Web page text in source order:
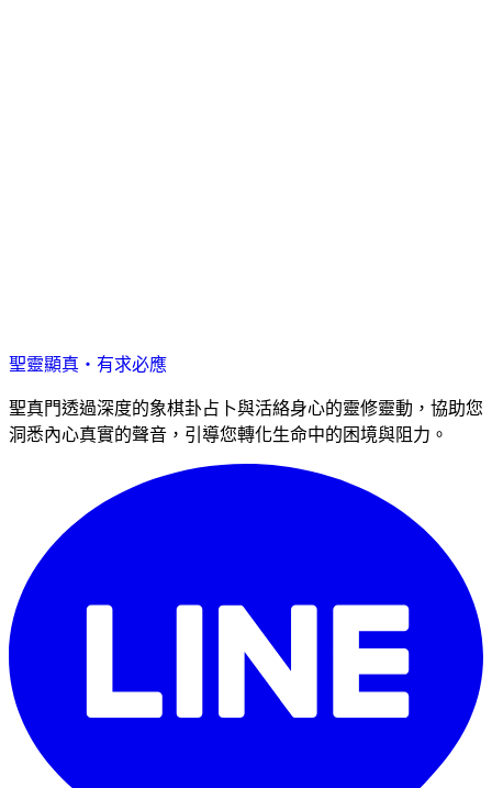
聖靈顯真・有求必應
聖真門透過深度的象棋卦占卜與活絡身心的靈修靈動，協助您
洞悉內心真實的聲音，引導您轉化生命中的困境與阻力。